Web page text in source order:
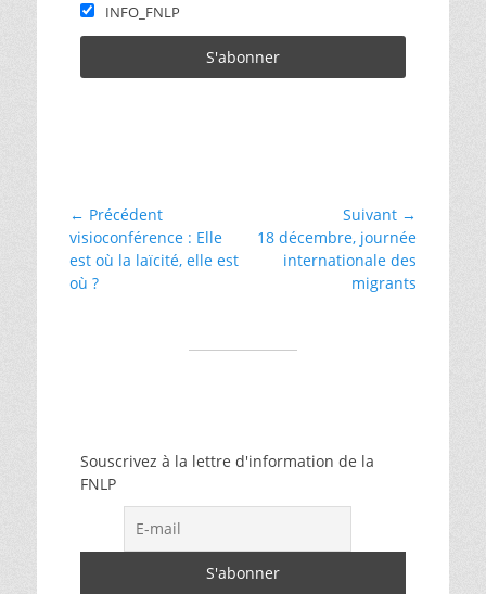
INFO_FNLP
Navigation
de
l’article
← Précédent
Article
précédent :
visioconférence : Elle
est où la laïcité, elle est
où ?
Suivant →
Article
suivant :
18 décembre, journée
internationale des
migrants
Souscrivez à la lettre d'information de la
FNLP